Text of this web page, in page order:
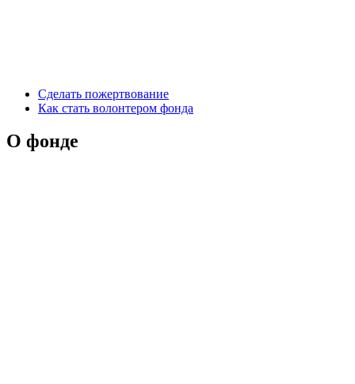
Сделать пожертвование
Как стать волонтером фонда
О фонде